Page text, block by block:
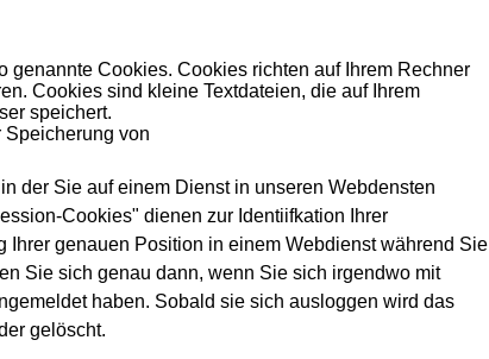
genannte Cookies. Cookies richten auf Ihrem Rechner
Cookies sind kleine Textdateien, die auf Ihrem
speichert.
von
der Sie auf einem Dienst in unseren Webdensten
Cookies" dienen zur Identiifkation Ihrer
Ihrer genauen Position in einem Webdienst während Sie
Sie sich genau dann, wenn Sie sich irgendwo mit
haben. Sobald sie sich ausloggen wird das
gelöscht.